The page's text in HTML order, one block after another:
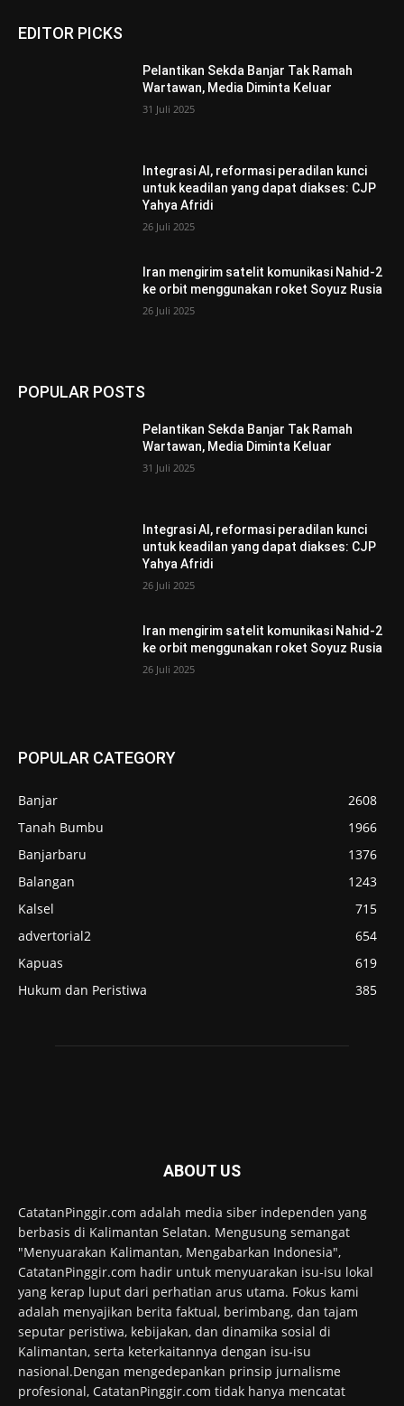
EDITOR PICKS
Pelantikan Sekda Banjar Tak Ramah
Wartawan, Media Diminta Keluar
31 Juli 2025
Integrasi AI, reformasi peradilan kunci
untuk keadilan yang dapat diakses: CJP
Yahya Afridi
26 Juli 2025
Iran mengirim satelit komunikasi Nahid-2
ke orbit menggunakan roket Soyuz Rusia
26 Juli 2025
POPULAR POSTS
Pelantikan Sekda Banjar Tak Ramah
Wartawan, Media Diminta Keluar
31 Juli 2025
Integrasi AI, reformasi peradilan kunci
untuk keadilan yang dapat diakses: CJP
Yahya Afridi
26 Juli 2025
Iran mengirim satelit komunikasi Nahid-2
ke orbit menggunakan roket Soyuz Rusia
26 Juli 2025
POPULAR CATEGORY
Banjar
2608
Tanah Bumbu
1966
Banjarbaru
1376
Balangan
1243
Kalsel
715
advertorial2
654
Kapuas
619
Hukum dan Peristiwa
385
ABOUT US
CatatanPinggir.com adalah media siber independen yang
berbasis di Kalimantan Selatan. Mengusung semangat
"Menyuarakan Kalimantan, Mengabarkan Indonesia",
CatatanPinggir.com hadir untuk menyuarakan isu-isu lokal
yang kerap luput dari perhatian arus utama. Fokus kami
adalah menyajikan berita faktual, berimbang, dan tajam
seputar peristiwa, kebijakan, dan dinamika sosial di
Kalimantan, serta keterkaitannya dengan isu-isu
nasional.Dengan mengedepankan prinsip jurnalisme
profesional, CatatanPinggir.com tidak hanya mencatat